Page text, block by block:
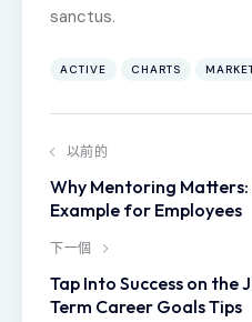
sanctus.
ACTIVE CHARTS
以前的
Why Mentoring
Example for Employees
下一個
Tap Into Success on the
Term Career Goals Tips